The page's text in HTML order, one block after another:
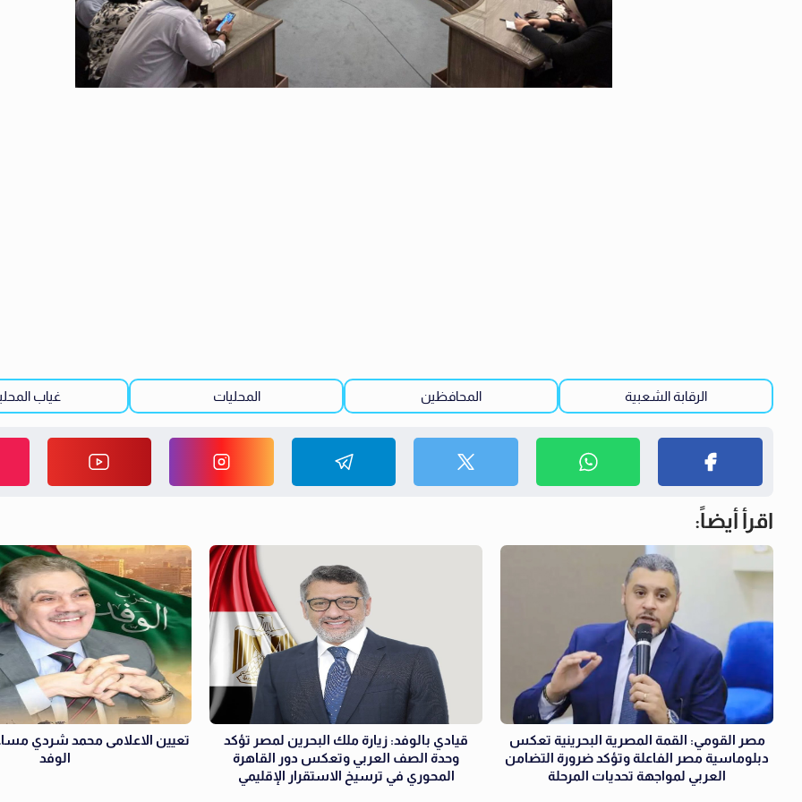
الرقابة الشعبية المحافظين المحليات غياب
اقرأ أيضاً:
مصر القومي: القمة المصرية البحرينية تعكس
دبلوماسية مصر الفاعلة وتؤكد ضرورة التضامن
العربي لمواجهة تحديات المرحلة
قيادي بالوفد: زيارة ملك البحرين لمصر تؤكد
وحدة الصف العربي وتعكس دور القاهرة
المحوري في ترسيخ الاستقرار الإقليمي
تعيين الاعلامى محمد شردي
الوفد